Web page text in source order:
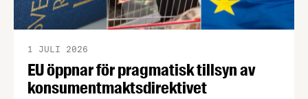
EU öppnar för pragmatisk tillsyn av
konsumentmaktsdirektivet
1 JULI 2026